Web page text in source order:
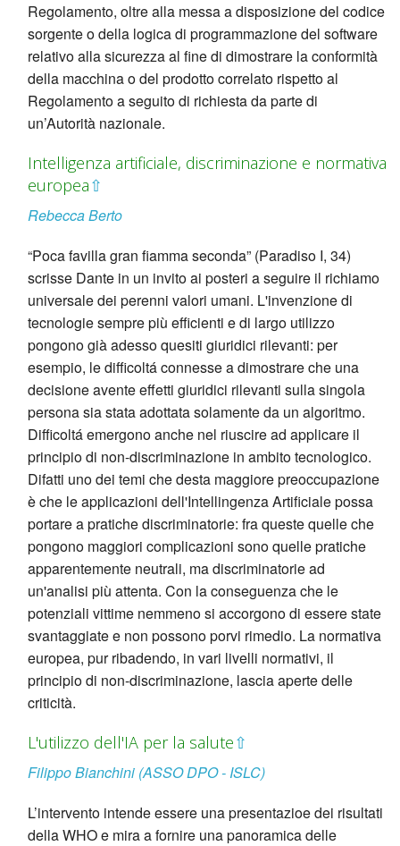
Regolamento, oltre alla messa a disposizione del codice
sorgente o della logica di programmazione del software
relativo alla sicurezza al fine di dimostrare la conformità
della macchina o del prodotto correlato rispetto al
Regolamento a seguito di richiesta da parte di
un’Autorità nazionale.
Intelligenza artificiale, discriminazione e normativa
europea⇧
Rebecca Berto
“Poca favilla gran fiamma seconda” (Paradiso I, 34)
scrisse Dante in un invito ai posteri a seguire il richiamo
universale dei perenni valori umani. L'invenzione di
tecnologie sempre più efficienti e di largo utilizzo
pongono già adesso quesiti giuridici rilevanti: per
esempio, le difficoltá connesse a dimostrare che una
decisione avente effetti giuridici rilevanti sulla singola
persona sia stata adottata solamente da un algoritmo.
Difficoltá emergono anche nel riuscire ad applicare il
principio di non-discriminazione in ambito tecnologico.
Difatti uno dei temi che desta maggiore preoccupazione
è che le applicazioni dell'Intellingenza Artificiale possa
portare a pratiche discriminatorie: fra queste quelle che
pongono maggiori complicazioni sono quelle pratiche
apparentemente neutrali, ma discriminatorie ad
un'analisi più attenta. Con la conseguenza che le
potenziali vittime nemmeno si accorgono di essere state
svantaggiate e non possono porvi rimedio. La normativa
europea, pur ribadendo, in vari livelli normativi, il
principio di non-discriminazione, lascia aperte delle
criticità.
L'utilizzo dell'IA per la salute⇧
Filippo Bianchini (ASSO DPO - ISLC)
L’intervento intende essere una presentazioe dei risultati
della WHO e mira a fornire una panoramica delle